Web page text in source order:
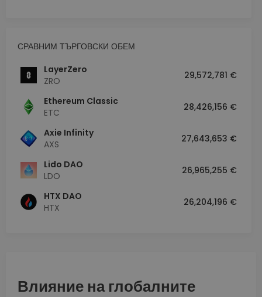
СРАВНИМ ТЪРГОВСКИ ОБЕМ
LayerZero
ZRO
29,572,781 €
Ethereum Classic
ETC
28,426,156 €
Axie Infinity
AXS
27,643,653 €
Lido DAO
LDO
26,965,255 €
HTX DAO
HTX
26,204,196 €
Влияние на глобалните